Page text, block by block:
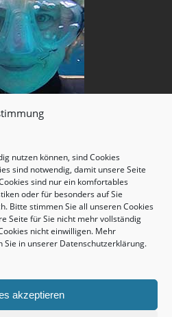
nutzen können, sind Cookies
sind notwendig, damit unsere Seite
sind nur ein komfortables
oder für besonders auf Sie
Bitte stimmen Sie all unseren Cookies
Seite für Sie nicht mehr vollständig
nicht einwilligen. Mehr
Sie in unserer Datenschutzerklärung.
akzeptieren